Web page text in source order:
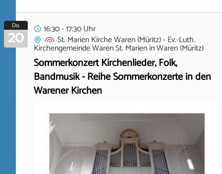
Do.
20
16:30 - 17:30 Uhr
St. Marien Kirche Waren (Müritz) - Ev.-Luth.
Kirchengemeinde Waren St. MarieninWaren (Müritz)
Sommerkonzert Kirchenlieder, Folk,
Bandmusik - Reihe Sommerkonzerte in den
Warener Kirchen